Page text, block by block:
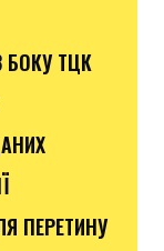
БОКУ ТЦК
ПЕРЕТИНУ